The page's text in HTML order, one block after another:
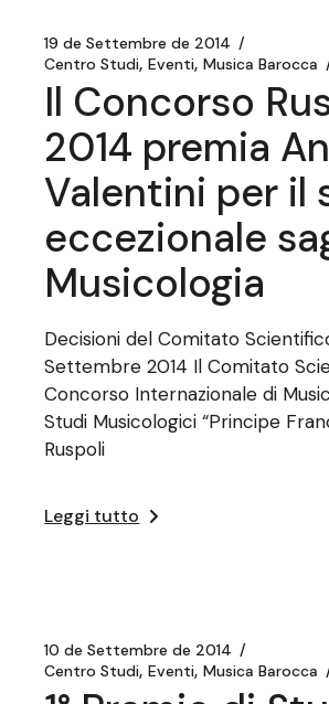
19 de Settembre de 2014
Centro Studi Eventi Musica Barocca
Il Concorso
2014 premia
Valentini per il
eccezionale
Musicologia
Decisioni del Comitato
Settembre 2014 Il Comitato
Concorso Internazionale di
Studi Musicologici “Principe
Ruspoli
Leggi tutto
10 de Settembre de 2014
Centro Studi Eventi Musica Barocca